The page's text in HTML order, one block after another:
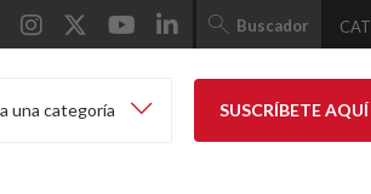
Buscador CAT
una categoría SUSCRÍBETE AQUÍ